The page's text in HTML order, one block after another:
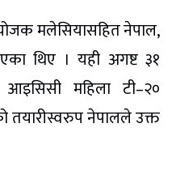
मलेसियासहित नेपाल,
थिए । यही अगष्ट ३१
महिला टी–२०
तयारीस्वरुप नेपालले उक्त